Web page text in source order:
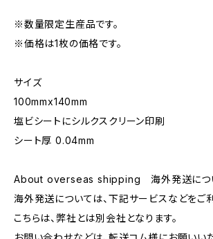
※数量限定生産品です。
※価格は1枚の価格です。
サイズ
100mmx140mm
塩ビシートにシルクスクリーン印刷
シート厚 0.04mm
About overseas shipping 海外発送につ
海外発送については、下記サービスなどをご
こちらは、弊社とは別会社となります。